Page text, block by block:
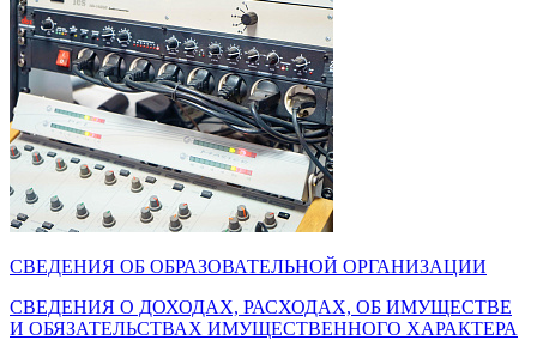
СВЕДЕНИЯ ОБ ОБРАЗОВАТЕЛЬНОЙ ОРГАНИЗАЦИИ
СВЕДЕНИЯ О ДОХОДАХ, РАСХОДАХ, ОБ ИМУЩЕСТВЕ
И ОБЯЗАТЕЛЬСТВАХ ИМУЩЕСТВЕННОГО ХАРАКТЕРА